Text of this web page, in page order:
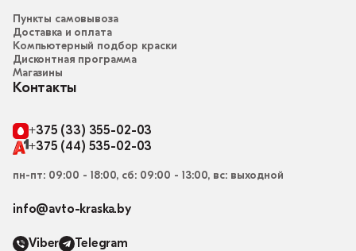
Пункты самовывоза
Доставка и оплата
Компьютерный подбор краски
Дисконтная программа
Магазины
Контакты
+375 (33) 355-02-03
+375 (44) 535-02-03
пн-пт: 09:00 - 18:00, сб: 09:00 - 13:00, вс: выходной
info@avto-kraska.by
Viber Telegram